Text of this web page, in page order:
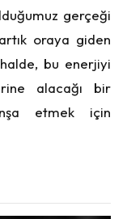
gerçeği
oraya giden
bu enerjiyi
alacağı bir
etmek için